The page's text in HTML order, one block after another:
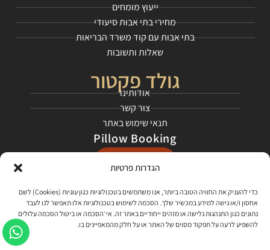
הגדרות פרטיות
כדי להעניק את החוויה הטובה ביותר, אנו משתמשים בטכנולוגיות כגון עוגיות (Cookies) לשם
אחסון ו/או גישה למידע במכשיר שלך. הסכמה לשימוש בטכנולוגיות אלו תאפשר לנו לעבד
נתונים כגון התנהגות גלישה או מזהים ייחודיים באתר זה. אי־הסכמה או ביטול הסכמה עלולים
להשפיע לרעה על תפקוד מסוים של האתר או על חלק מהמאפיינים בו.
ייעוץ מומחים
מחירי בתי אבות סיעודי
בתי אבות עם קוד משרד הבריאות
שאלות ותשובות
גולד פקטור
אודותינו
צור קשר
תנאי שימוש באתר
Pillow Booking
רשתות חברתיות
בקרו אותנו בפייסבוק
צפו בסרטונים שלנו ביוטיוב, למדו עלינו ועל התהליך!